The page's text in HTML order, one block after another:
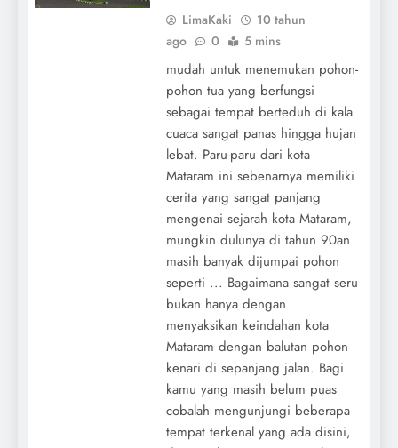
LimaKaki
10 tahun
ago
0 5 mins
mudah untuk menemukan pohon-
pohon tua yang berfungsi
sebagai tempat berteduh di kala
cuaca sangat panas hingga hujan
lebat. Paru-paru dari kota
Mataram ini sebenarnya memiliki
cerita yang sangat panjang
mengenai sejarah kota Mataram,
mungkin dulunya di tahun 90an
masih banyak dijumpai pohon
seperti ... Bagaimana sangat seru
bukan hanya dengan
menyaksikan keindahan kota
Mataram dengan balutan pohon
kenari di sepanjang jalan. Bagi
kamu yang masih belum puas
cobalah mengunjungi beberapa
tempat terkenal yang ada disini,